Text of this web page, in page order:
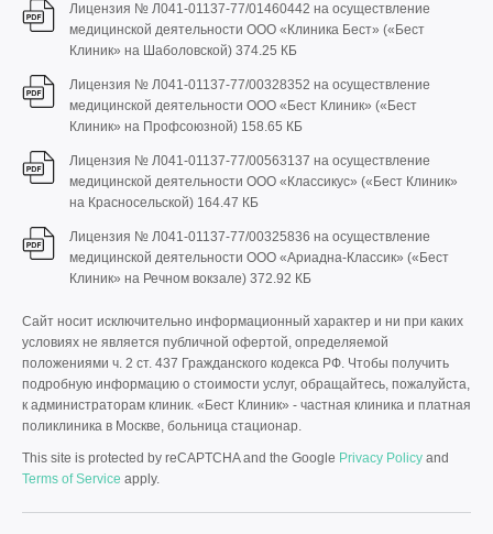
Лицензия № Л041-01137-77/01460442 на осуществление
медицинской деятельности ООО «Клиника Бест» («Бест
Клиник» на Шаболовской) 374.25 КБ
Лицензия № Л041-01137-77/00328352 на осуществление
медицинской деятельности ООО «Бест Клиник» («Бест
Клиник» на Профсоюзной) 158.65 КБ
Лицензия № Л041-01137-77/00563137 на осуществление
медицинской деятельности ООО «Классикус» («Бест Клиник»
на Красносельской) 164.47 КБ
Лицензия № Л041-01137-77/00325836 на осуществление
медицинской деятельности ООО «Ариадна-Классик» («Бест
Клиник» на Речном вокзале) 372.92 КБ
Сайт носит исключительно информационный характер и ни при каких
условиях не является публичной офертой, определяемой
положениями ч. 2 ст. 437 Гражданского кодекса РФ. Чтобы получить
подробную информацию о стоимости услуг, обращайтесь, пожалуйста,
к администраторам клиник. «Бест Клиник» - частная клиника и платная
поликлиника в Москве, больница стационар.
This site is protected by reCAPTCHA and the Google Privacy Policy and
Terms of Service apply.